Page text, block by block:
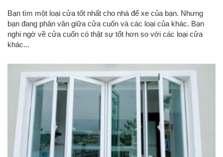
Bạn tìm một loại cửa tốt nhất cho nhà để xe của bạn. Nhưng
bạn đang phân vân giữa cửa cuốn và các loại của khác. Bạn
nghi ngờ về cửa cuốn có thật sự tốt hơn so với các loại cửa
khác...